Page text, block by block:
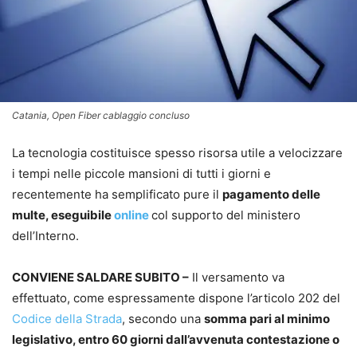
Catania, Open Fiber cablaggio concluso
La tecnologia costituisce spesso risorsa utile a velocizzare
i tempi nelle piccole mansioni di tutti i giorni e
recentemente ha semplificato pure il pagamento delle
multe, eseguibileonlinecol supporto del ministero
dell’Interno.
CONVIENE SALDARE SUBITO – Il versamento va
effettuato, come espressamente dispone l’articolo 202 del
Codice della Strada, secondo una somma pari al minimo
legislativo, entro 60 giorni dall’avvenuta contestazione o